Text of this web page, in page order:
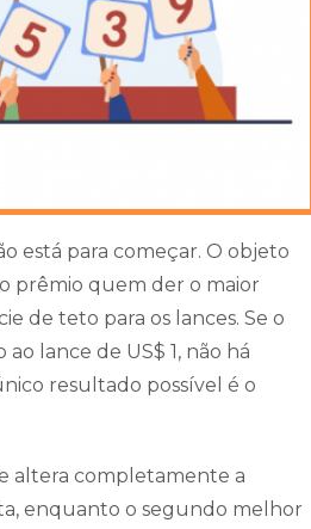
está para começar. O objeto
prêmio quem der o maior
de teto para os lances. Se o
lance de US$ 1, não há
resultado possível é o
altera completamente a
enquanto o segundo melhor